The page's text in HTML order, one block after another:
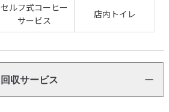
セルフ式コーヒー
サービス
店内トイレ
回収サービス